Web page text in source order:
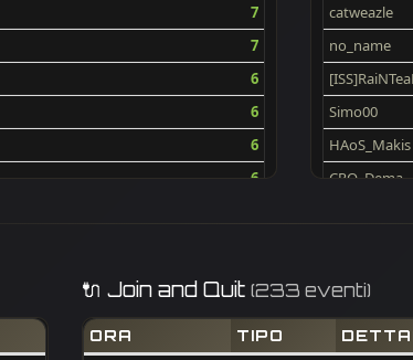
7
7
6
6
6
6
6
catweazle
no_name
Simo00
HAoS_Makis
CRO_Dema
[ISS]tofik
🔌 Join and Quit (233 eventi)
ORA TIPO